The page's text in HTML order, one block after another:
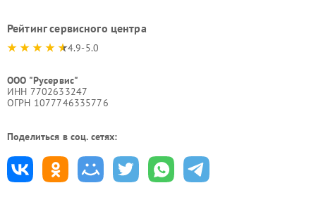
Рейтинг сервисного центра
4.9-5.0
ООО "Русервис"
ИНН 7702633247
ОГРН 1077746335776
Поделиться в соц. сетях: